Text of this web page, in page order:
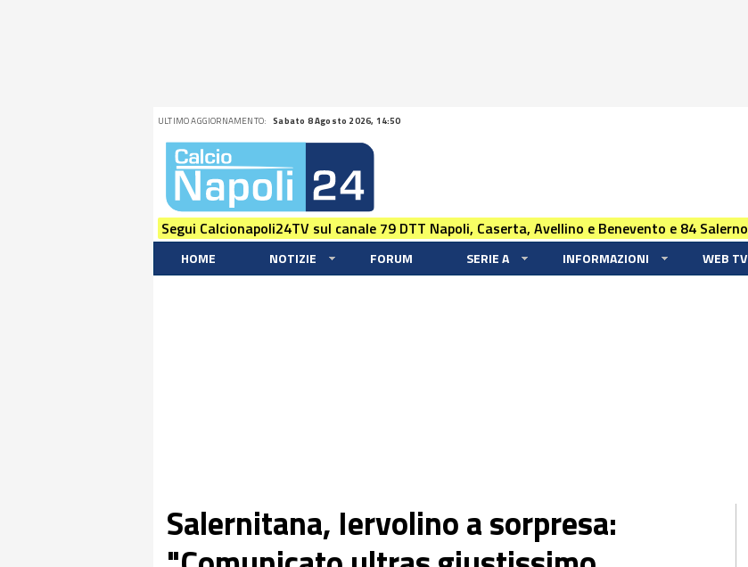
ULTIMO AGGIORNAMENTO: Sabato 8 Agosto 2026, 14:50
Segui Calcionapoli24TV sul canale 79 DTT Napoli, Caserta, Avellino e Benevento e 84 Salerno
HOME NOTIZIE FORUM SERIE A INFORMAZIONI WEB TV
Salernitana, Iervolino a sorpresa: